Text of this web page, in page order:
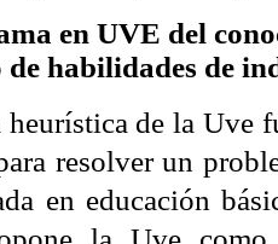
en UVE del
habilidades de
heurística de la Uve
resolver un
en educación